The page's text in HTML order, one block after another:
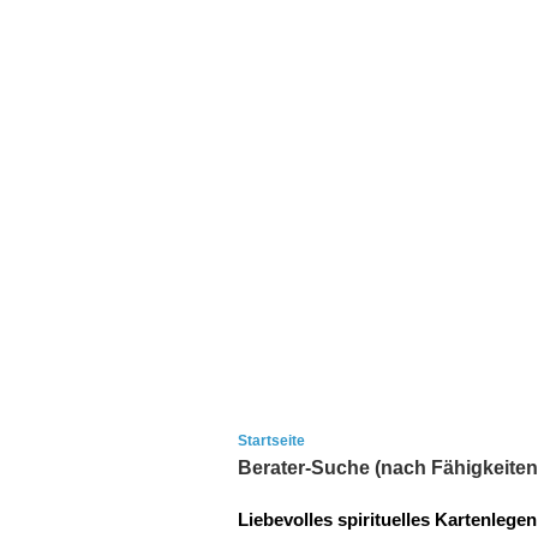
Startseite
Berater-Suche (nach
Liebevolles spirituelles Kartenlegen